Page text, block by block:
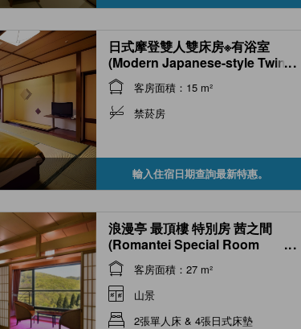
日式摩登雙人雙床房※有浴室
(Modern Japanese-style Twin
Room *Has bath)
...
客房面積：15 m²
禁菸房
輸入住宿日期查詢最新特惠。
浪漫亭 最頂樓 特別房 茜之間
(Romantei Special Room
(Akane-no-Ma Type, Top Floor)
)
...
客房面積：27 m²
山景
2張單人床 & 4張日式床墊